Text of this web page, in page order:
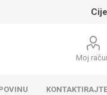
Moj